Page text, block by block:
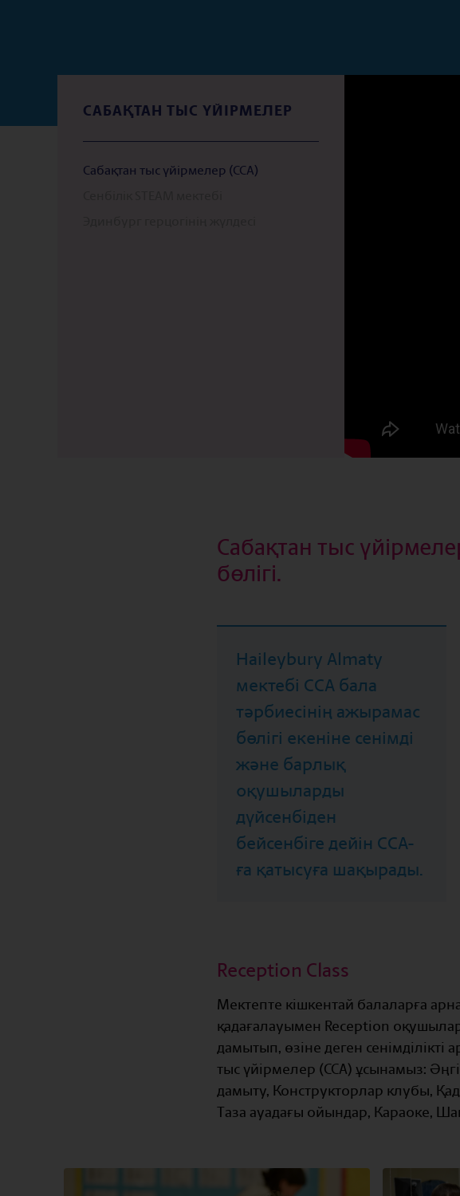
САБАҚТАН ТЫС ҮЙІРМЕЛЕР
Сабақтан тыс үйірмелер (CCA)
Сабақтан тыс
бөлігі.
Haileybury Almaty
мектебі ССА бала
тәрбиесінің ажырамас
бөлігі екеніне сенімді
және барлық
оқушыларды
дүйсенбіден
бейсенбіге дейін ССА-
ға қатысуға шақырады.
Reception Class
Мектепте кішкентай балаларға
қадағалауымен Reception
дамытып, өзіне деген
тыс үйірмелер (CCA) ұсынамыз:
дамыту, Конструкторлар клубы,
Таза ауадағы ойындар, Караоке,